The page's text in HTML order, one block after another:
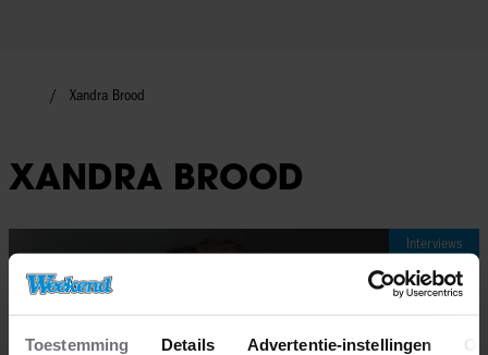
Toestemming Details Advertentie-instellingen
Xandra Brood
XANDRA BROOD
Interviews